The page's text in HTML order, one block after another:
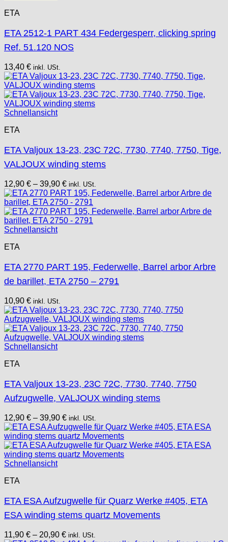
ETA
ETA 2512-1 PART 434 Federgesperr, clicking spring
Ref. 51.120 NOS
13,40 € inkl. USt.
Schnellansicht
ETA
ETA Valjoux 13-23, 23C 72C, 7730, 7740, 7750, Tige,
VALJOUX winding stems
12,90 € – 39,90 € inkl. USt.
Schnellansicht
ETA
ETA 2770 PART 195, Federwelle, Barrel arbor Arbre
de barillet, ETA 2750 – 2791
10,90 € inkl. USt.
Schnellansicht
ETA
ETA Valjoux 13-23, 23C 72C, 7730, 7740, 7750
Aufzugwelle, VALJOUX winding stems
12,90 € – 39,90 € inkl. USt.
Schnellansicht
ETA
ETA ESA Aufzugwelle für Quarz Werke #405, ETA
ESA winding stems quartz Movements
11,90 € – 20,90 € inkl. USt.